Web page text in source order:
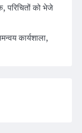
परिचितों को भेजे
कार्यशाला,